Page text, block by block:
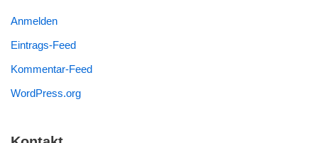
Anmelden
Eintrags-Feed
Kommentar-Feed
WordPress.org